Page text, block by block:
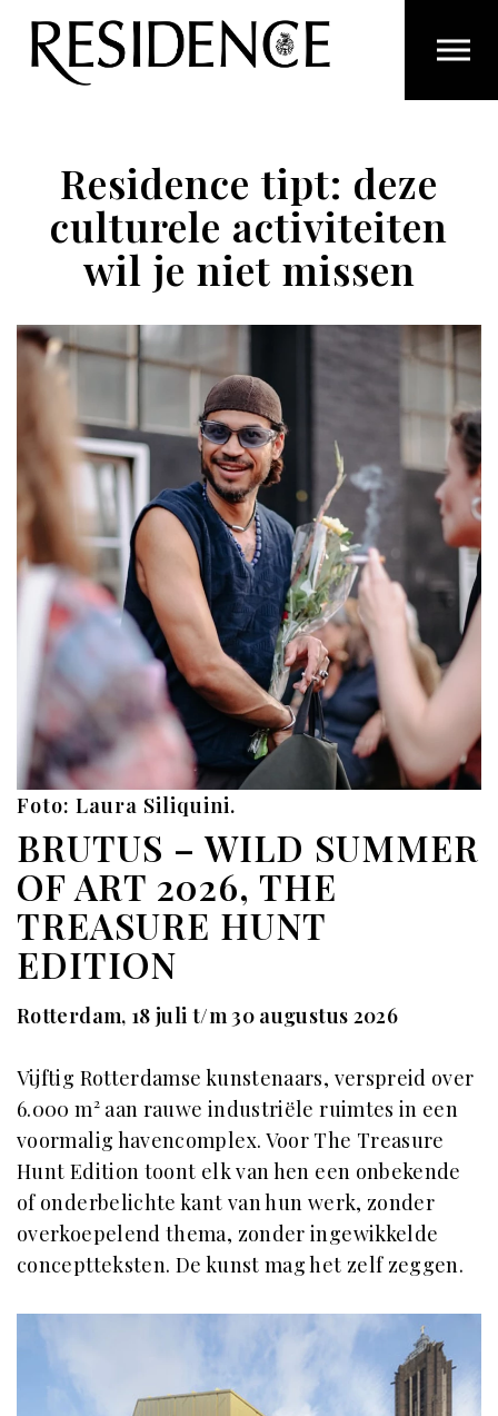
Overslaan en ga direct naar de inhoud
Residence tipt: deze
culturele activiteiten
wil je niet missen
Foto: Laura Siliquini.
BRUTUS – WILD SUMMER
OF ART 2026, THE
TREASURE HUNT
EDITION
Rotterdam, 18 juli t/m 30 augustus 2026
Vijftig Rotterdamse kunstenaars, verspreid over
6.000 m² aan rauwe industriële ruimtes in een
voormalig havencomplex. Voor The Treasure
Hunt Edition toont elk van hen een onbekende
of onderbelichte kant van hun werk, zonder
overkoepelend thema, zonder ingewikkelde
conceptteksten. De kunst mag het zelf zeggen.